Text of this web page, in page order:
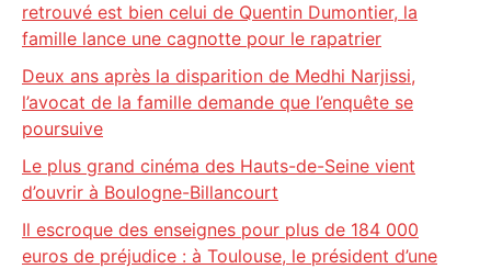
retrouvé est bien celui de Quentin Dumontier, la
famille lance une cagnotte pour le rapatrier
Deux ans après la disparition de Medhi Narjissi,
l’avocat de la famille demande que l’enquête se
poursuive
Le plus grand cinéma des Hauts-de-Seine vient
d’ouvrir à Boulogne-Billancourt
Il escroque des enseignes pour plus de 184 000
euros de préjudice : à Toulouse, le président d’une